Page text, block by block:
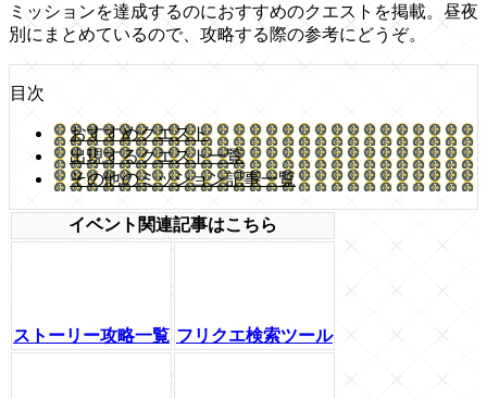
ミッションを達成するのにおすすめのクエストを掲載。昼夜
別にまとめているので、攻略する際の参考にどうぞ。
目次
おすすめクエスト
出現するクエスト一覧
その他のミッション記事一覧
イベント関連記事はこちら
ストーリー攻略一覧 フリクエ検索ツール